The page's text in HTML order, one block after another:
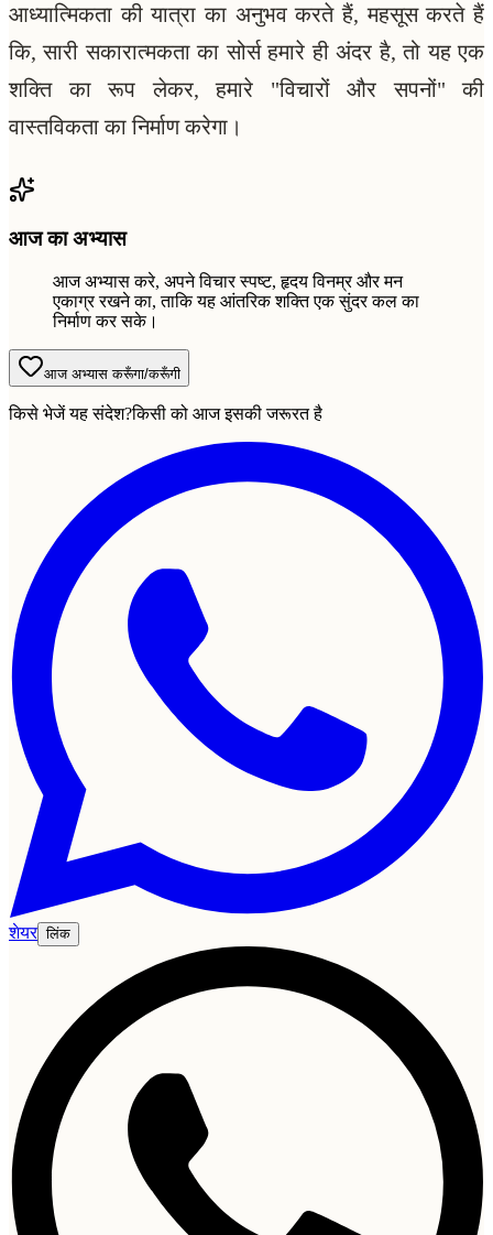
आध्यात्मिकता की यात्रा का अनुभव करते हैं, महसूस करते हैं
कि, सारी सकारात्मकता का सोर्स हमारे ही अंदर है, तो यह एक
शक्ति का रूप लेकर, हमारे "विचारों और सपनों" की
वास्तविकता का निर्माण करेगा।
आज का अभ्यास
आज अभ्यास करे, अपने विचार स्पष्ट, हृदय विनम्र और मन
एकाग्र रखने का, ताकि यह आंतरिक शक्ति एक सुंदर कल का
निर्माण कर सके।
आज अभ्यास करूँगा/करूँगी
किसे भेजें यह संदेश?किसी को आज इसकी जरूरत है
शेयर लिंक